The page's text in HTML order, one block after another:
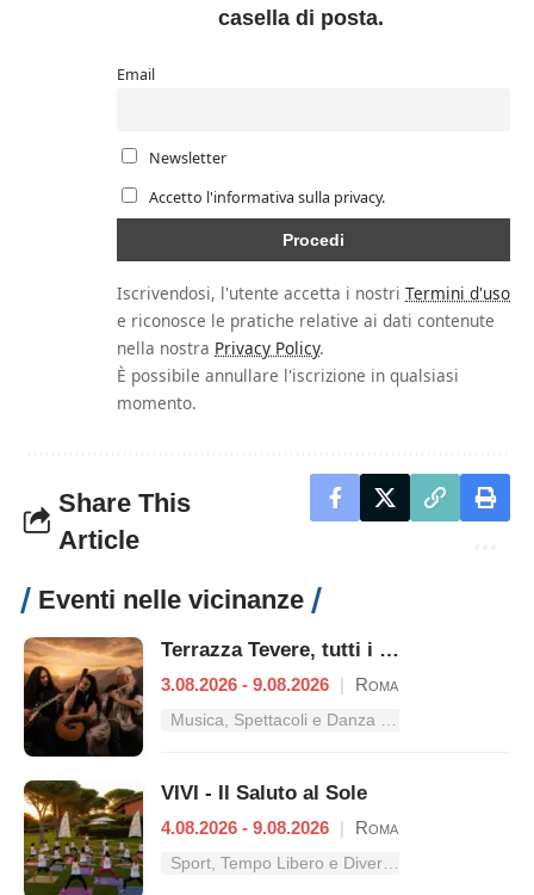
casella di posta.
Email
Newsletter
Accetto l'informativa sulla privacy.
Iscrivendosi, l'utente accetta i nostri Termini d'uso
e riconosce le pratiche relative ai dati contenute
nella nostra Privacy Policy.
È possibile annullare l'iscrizione in qualsiasi
momento.
Share This
Article
Eventi nelle vicinanze
Terrazza Tevere, tutti i concerti dal 3 al 9 agosto
3.08.2026 - 9.08.2026 | Roma
VIVI - Il Saluto al Sole
4.08.2026 - 9.08.2026 | Roma